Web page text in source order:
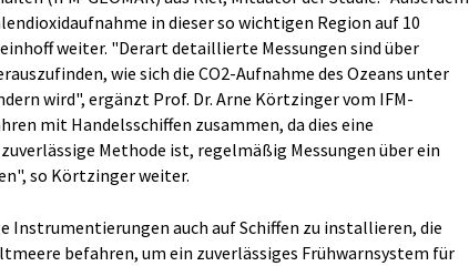
in dieser so wichtigen Region auf 10
weiter. "Derart detaillierte Messungen sind über
wie sich die CO2-Aufnahme des Ozeans unter
wird", ergänzt Prof. Dr. Arne Körtzinger vom IFM-
mit Handelsschiffen zusammen, da dies eine
Methode ist, regelmäßig Messungen über ein
so Körtzinger weiter.
Instrumentierungen auch auf Schiffen zu installieren, die
befahren, um ein zuverlässiges Frühwarnsystem für